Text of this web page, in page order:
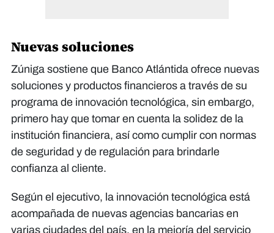
Nuevas soluciones
Zúniga sostiene que Banco Atlántida ofrece nuevas
soluciones y productos financieros a través de su
programa de innovación tecnológica, sin embargo,
primero hay que tomar en cuenta la solidez de la
institución financiera, así como cumplir con normas
de seguridad y de regulación para brindarle
confianza al cliente.
Según el ejecutivo, la innovación tecnológica está
acompañada de nuevas agencias bancarias en
varias ciudades del país, en la mejoría del servicio